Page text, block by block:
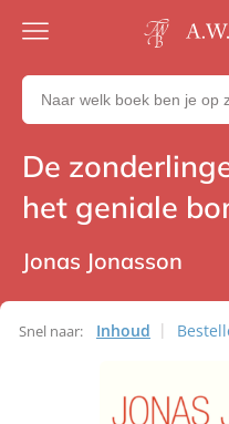
Gratis
23:00
volgende
werkdag
in huis
betalen
retourneren
Zoeken
naar
auteurs
uitgevers
Romans
De
het geniale
Jonas Jonasson
Snel naar: Inhoud